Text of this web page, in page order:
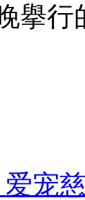
擧
爱宠